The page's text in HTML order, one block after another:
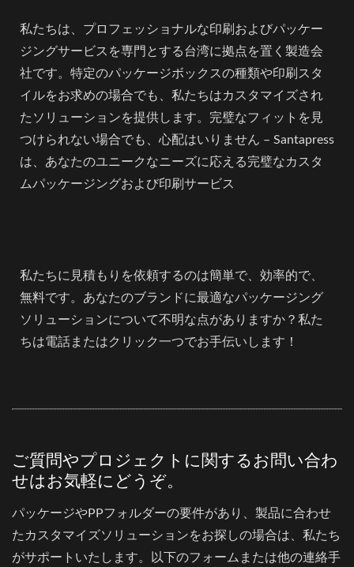
私たちは、プロフェッショナルな印刷およびパッケー
ジングサービスを専門とする台湾に拠点を置く製造会
社です。特定のパッケージボックスの種類や印刷スタ
イルをお求めの場合でも、私たちはカスタマイズされ
たソリューションを提供します。完璧なフィットを見
つけられない場合でも、心配はいりません – Santapress
は、あなたのユニークなニーズに応える完璧なカスタ
ムパッケージングおよび印刷サービス
私たちに見積もりを依頼するのは簡単で、効率的で、
無料です。あなたのブランドに最適なパッケージング
ソリューションについて不明な点がありますか？私た
ちは電話またはクリック一つでお手伝いします！
ご質問やプロジェクトに関するお問い合わ
せはお気軽にどうぞ。
パッケージやPPフォルダーの要件があり、製品に合わせ
たカスタマイズソリューションをお探しの場合は、私たち
がサポートいたします。以下のフォームまたは他の連絡手